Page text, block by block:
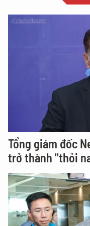
Tổng giám đốc
trở thành "thỏi